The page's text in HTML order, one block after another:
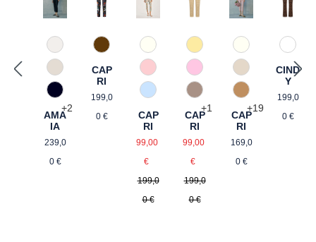
330 Düne
343 Marzipan
890 Marine
+2
AMA
IA
Regulärer Preis:
239,0
0 €
89 Dunkelblau gemustert
CAP
RI
Regulärer Preis:
199,0
0 €
12 Natur gemustert
57 Rosé gemustert
82 Hellblau gemustert
CAP
RI
Verkaufspreis:
99,00
€
Regulärer Preis:
199,0
0 €
21 Gelb gemustert
54 Pink gemustert
61 Braun gemustert
+1
CAP
RI
Verkaufspreis:
99,00
€
Regulärer Preis:
199,0
0 €
120 Natur
340 Kalk
375 Warm Taupe
+19
CAP
RI
Regulärer
169,0
0 €
68
CIND
Y
199,0
0 €